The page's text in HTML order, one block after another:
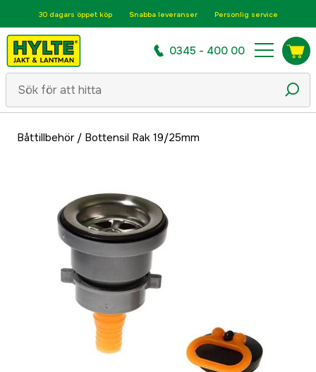
30 dagars öppet köp Snabba leveranser Personlig service
0345 - 400 00
Båttillbehör/ Bottensil Rak 19/25mm